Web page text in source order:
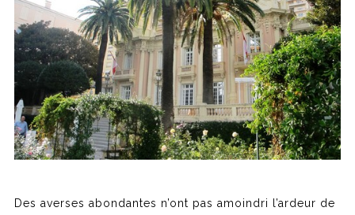
Des averses abondantes n’ont pas amoindri l’ardeur de